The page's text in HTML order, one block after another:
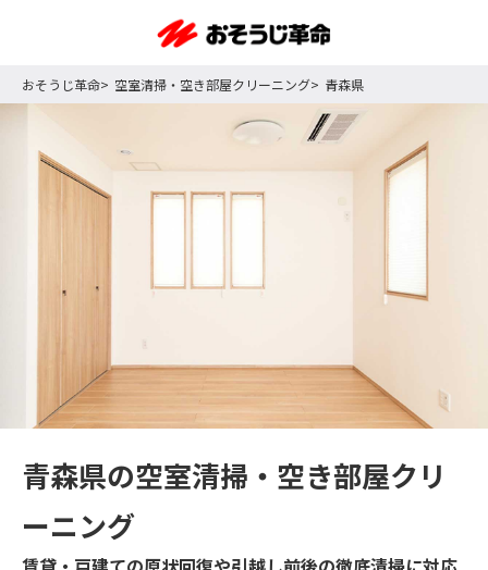
おそうじ革命 空室清掃・空き部屋クリーニング 青森県
青森県の空室清掃・空き部屋クリ
ーニング